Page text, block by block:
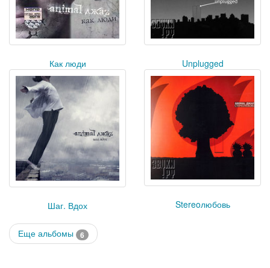
Как люди Unplugged
Шаг. Вдох Stereoлюбовь
Еще альбомы 6